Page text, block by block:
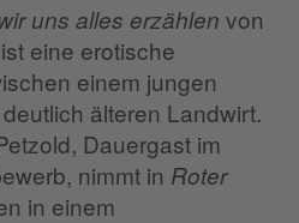
uns alles erzählen von
eine erotische
einem jungen
älteren Landwirt.
Dauergast im
nimmt in Roter
in einem